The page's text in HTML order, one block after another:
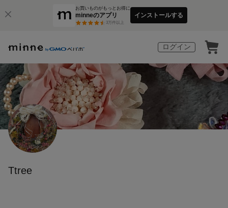
お買いものがもっとお得に
minneのアプリ
3万件以上
インストールする
ログイン
Ttree